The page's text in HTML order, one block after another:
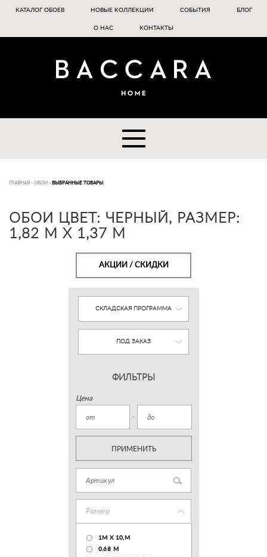
КАТАЛОГ ОБОЕВ НОВЫЕ КОЛЛЕКЦИИ СОБЫТИЯ БЛОГ
О НАС КОНТАКТЫ
ГЛАВНАЯ - ОБОИ - ВЫБРАННЫЕ ТОВАРЫ
ОБОИ ЦВЕТ: ЧЕРНЫЙ, РАЗМЕР:
1,82 М Х 1,37 М
АКЦИИ / СКИДКИ
СКЛАДСКАЯ ПРОГРАММА
ПОД ЗАКАЗ
ФИЛЬТРЫ
Цена
ПРИМЕНИТЬ
Размер
1М Х 10,М
0.68 M